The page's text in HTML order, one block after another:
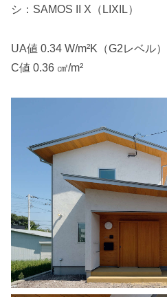
シ：SAMOS II X（LIXIL）
UA値 0.34 W/m²K（G2レベル）
C値 0.36 ㎠/m²